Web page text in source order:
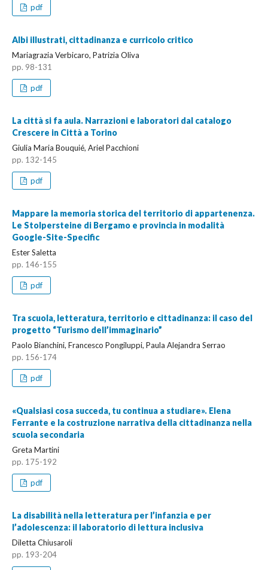
pdf
Albi illustrati, cittadinanza e curricolo critico
Mariagrazia Verbicaro, Patrizia Oliva
pp. 98-131
pdf
La città si fa aula. Narrazioni e laboratori dal catalogo
Crescere in Città a Torino
Giulia Maria Bouquié, Ariel Pacchioni
pp. 132-145
pdf
Mappare la memoria storica del territorio di appartenenza.
Le Stolpersteine di Bergamo e provincia in modalità
Google-Site-Specific
Ester Saletta
pp. 146-155
pdf
Tra scuola, letteratura, territorio e cittadinanza: il caso del
progetto “Turismo dell’immaginario”
Paolo Bianchini, Francesco Pongiluppi, Paula Alejandra Serrao
pp. 156-174
pdf
«Qualsiasi cosa succeda, tu continua a studiare». Elena
Ferrante e la costruzione narrativa della cittadinanza nella
scuola secondaria
Greta Martini
pp. 175-192
pdf
La disabilità nella letteratura per l’infanzia e per
l’adolescenza: il laboratorio di lettura inclusiva
Diletta Chiusaroli
pp. 193-204